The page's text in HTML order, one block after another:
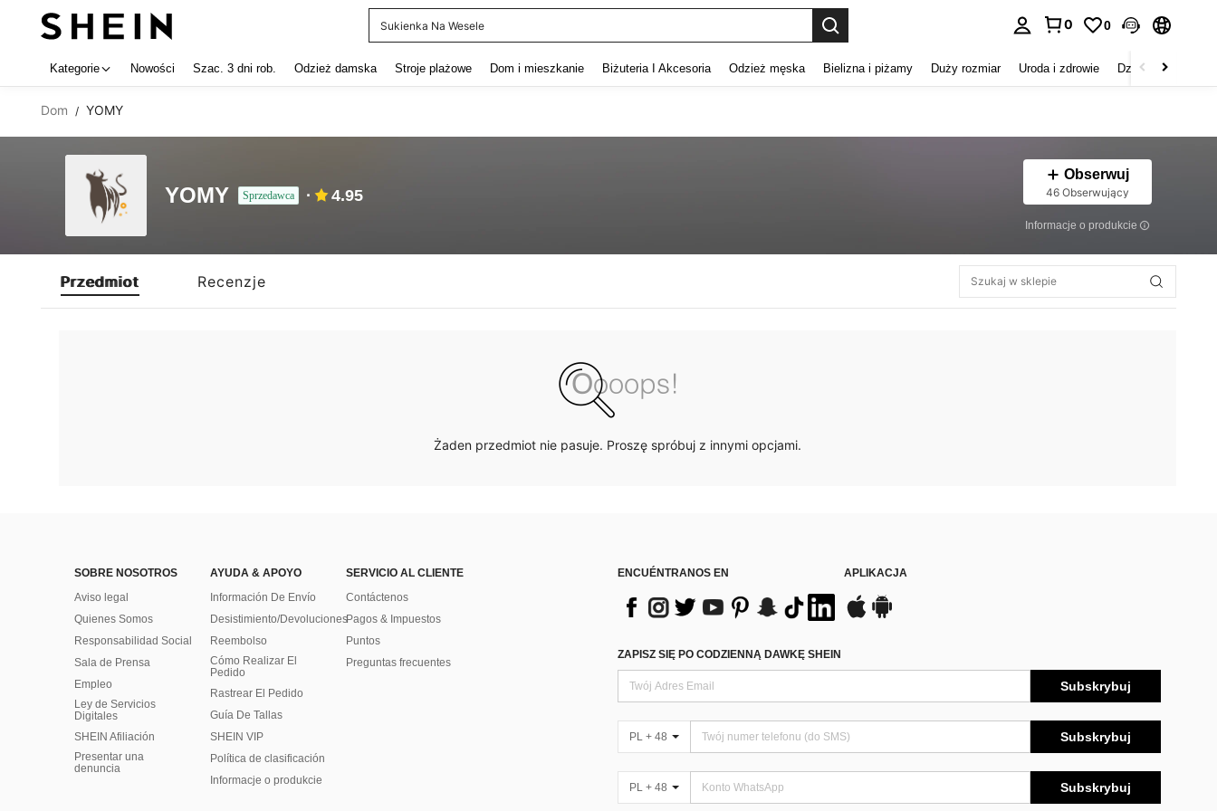
Sukienka Na Wesele
0 0
Kategorie Nowości Szac. 3 dni rob. Odzież damska Stroje plażowe Dom i mieszkanie Biżuteria I Akcesoria Odzież męska Bielizna i piżamy Duży rozmiar Uroda i zdrowie Dzieci
Dom / YOMY
YOMY Sprzedawca 4.95
Obserwuj
46 Obserwujący
Informacje o produkcie
Przedmiot Recenzje
Żaden przedmiot nie pasuje. Proszę spróbuj z innymi opcjami.
SOBRE NOSOTROS
Aviso legal
Quienes Somos
Responsabilidad Social
Sala de Prensa
Empleo
Ley de Servicios
Digitales
SHEIN Afiliación
Presentar una
denuncia
AYUDA & APOYO
Información De Envío
Desistimiento/Devoluciones
Reembolso
Cómo Realizar El
Pedido
Rastrear El Pedido
Guía De Tallas
SHEIN VIP
Política de clasificación
Informacje o produkcie
SERVICIO AL CLIENTE
Contáctenos
Pagos & Impuestos
Puntos
Preguntas frecuentes
ENCUÉNTRANOS EN APLIKACJA
ZAPISZ SIĘ PO CODZIENNĄ DAWKĘ SHEIN
Subskrybuj
PL + 48 Subskrybuj
PL + 48 Subskrybuj